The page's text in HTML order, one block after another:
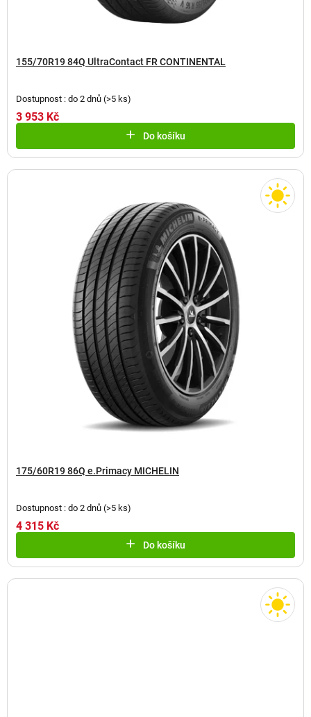
155/70R19 84Q UltraContact FR CONTINENTAL
Dostupnost : do 2 dnů (>5 ks)
3 953 Kč
Do košíku
175/60R19 86Q e.Primacy MICHELIN
Dostupnost : do 2 dnů (>5 ks)
4 315 Kč
Do košíku